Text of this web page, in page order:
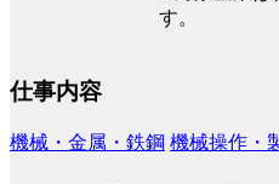
す。
仕事内容
機械・金属・鉄鋼 機械操作・